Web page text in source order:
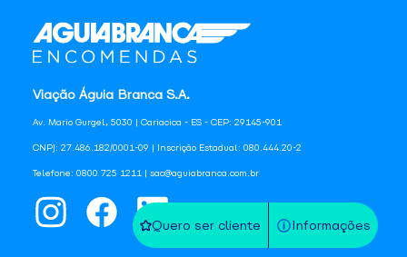
Quero ser cliente Informações
Viação Águia Branca S.A.
Av. Mario Gurgel, 5030 | Cariacica - ES - CEP: 29145-901
CNPJ: 27.486.182/0001-09 | Inscrição Estadual: 080.444.20-2
Telefone: 0800 725 1211 | sac@aguiabranca.com.br